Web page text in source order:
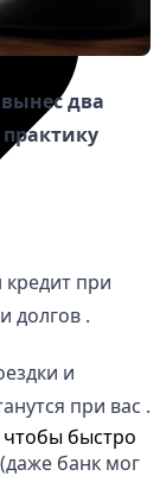
быстро
два
при
долгов .
и
при вас .
банк мог